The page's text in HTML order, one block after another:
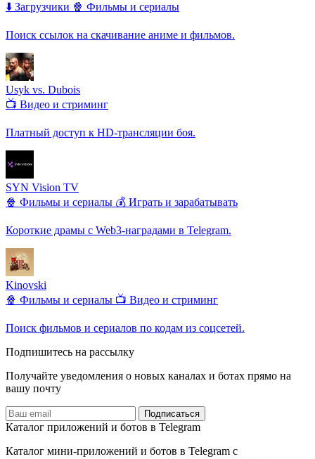
⬇️ Загрузчики 🍿 Фильмы и сериалы
Поиск ссылок на скачивание аниме и фильмов.
Usyk vs. Dubois
📺 Видео и стриминг
Платный доступ к HD-трансляции боя.
SYN Vision TV
🍿 Фильмы и сериалы 💰 Играть и зарабатывать
Короткие драмы с Web3-наградами в Telegram.
Kinovski
🍿 Фильмы и сериалы 📺 Видео и стриминг
Поиск фильмов и сериалов по кодам из соцсетей.
Подпишитесь на рассылку
Получайте уведомления о новых каналах и ботаx прямо на
вашу почту
Подписаться
Каталог приложений и ботов в Telegram
Каталог мини-приложений и ботов в Telegram с